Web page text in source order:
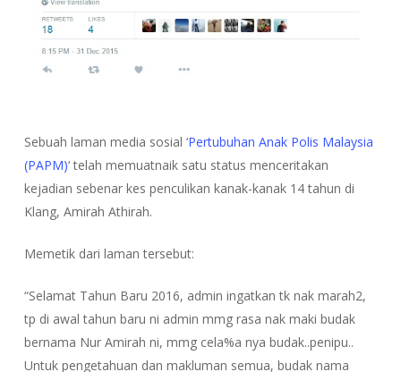
Sebuah laman media sosial ‘Pertubuhan Anak Polis Malaysia
(PAPM)‘ telah memuatnaik satu status menceritakan
kejadian sebenar kes penculikan kanak-kanak 14 tahun di
Klang, Amirah Athirah.
Memetik dari laman tersebut:
“Selamat Tahun Baru 2016, admin ingatkan tk nak marah2,
tp di awal tahun baru ni admin mmg rasa nak maki budak
bernama Nur Amirah ni, mmg cela%a nya budak..penipu..
Untuk pengetahuan dan makluman semua, budak nama